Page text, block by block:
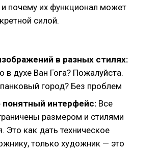
почему их функционал может
силой.
в разных стилях:
в духе Ван Гога? Пожалуйста.
город? Без проблем
понятный интерфейс: Все
размером и стилями
Это как дать техническое
только художник — это